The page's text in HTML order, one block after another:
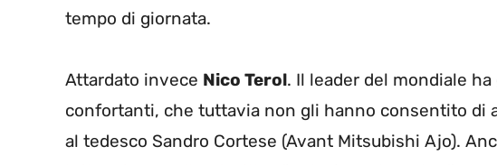
tempo di giornata.
Attardato invece Nico Terol. Il leader del mondiale
confortanti, che tuttavia non gli hanno consentito di
al tedesco Sandro Cortese (Avant Mitsubishi Ajo).